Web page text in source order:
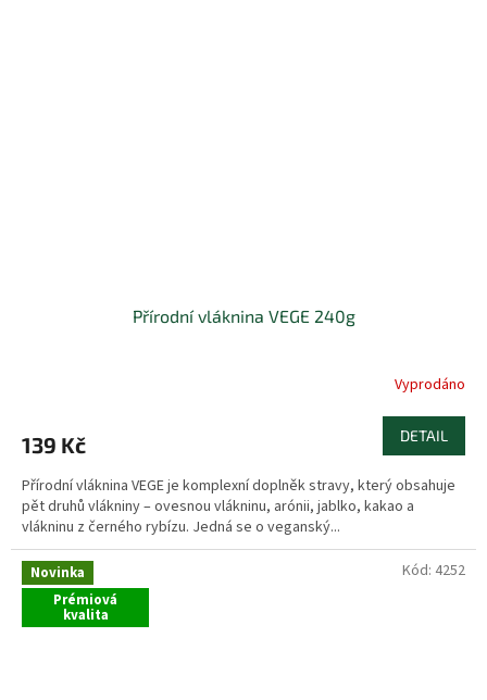
Přírodní vláknina VEGE 240g
Vyprodáno
139 Kč DETAIL
Přírodní vláknina VEGE je komplexní doplněk stravy, který obsahuje
pět druhů vlákniny – ovesnou vlákninu, arónii, jablko, kakao a
vlákninu z černého rybízu. Jedná se o veganský...
Novinka
Prémiová
kvalita
Kód: 4252